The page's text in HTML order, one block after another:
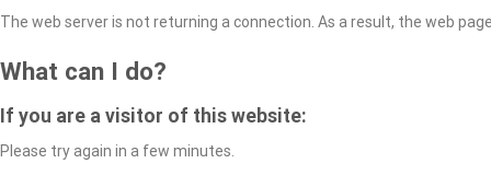
The web server is not returning a connection. As a result, the web
What can I do?
If you are a visitor of this website:
Please try again in a few minutes.